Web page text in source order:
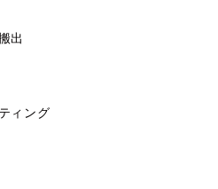
出
ィング